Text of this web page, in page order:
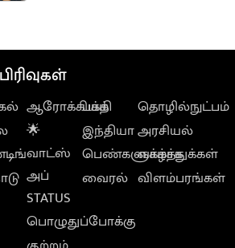
ஆரோக்கியம்
🌟
வாட்ஸ்
அப்
STATUS
பொழுதுப்போக்கு
பக்தி
இந்தியா
பெண்களுக்காக
வைரல்
தொழில்நுட்பம்
அரசியல்
வாழ்த்துக்கள்
விளம்பரங்கள்